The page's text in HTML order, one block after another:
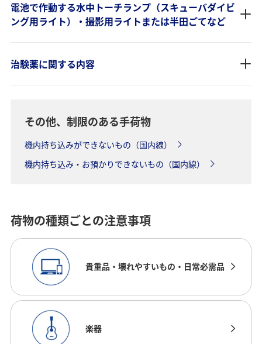
電池で作動する水中トーチランプ（スキューバダイビ
ング用ライト）・撮影用ライトまたは半田ごてなど
治験薬に関する内容
その他、制限のある手荷物
機内持ち込みができないもの（国内線）
機内持ち込み・お預かりできないもの（国内線）
荷物の種類ごとの注意事項
貴重品・壊れやすいもの・日常必需品
楽器